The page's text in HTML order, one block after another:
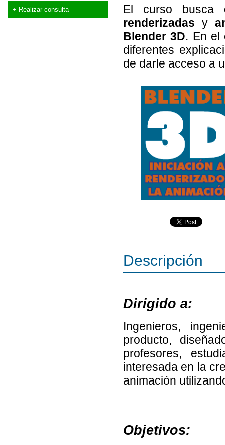
+ Realizar consulta
El curso busca
renderizadas y
Blender 3D. En el
diferentes
de darle acceso a
Descripción
Dirigido a:
Ingenieros,
producto,
profesores,
interesada en la
animación
Objetivos: